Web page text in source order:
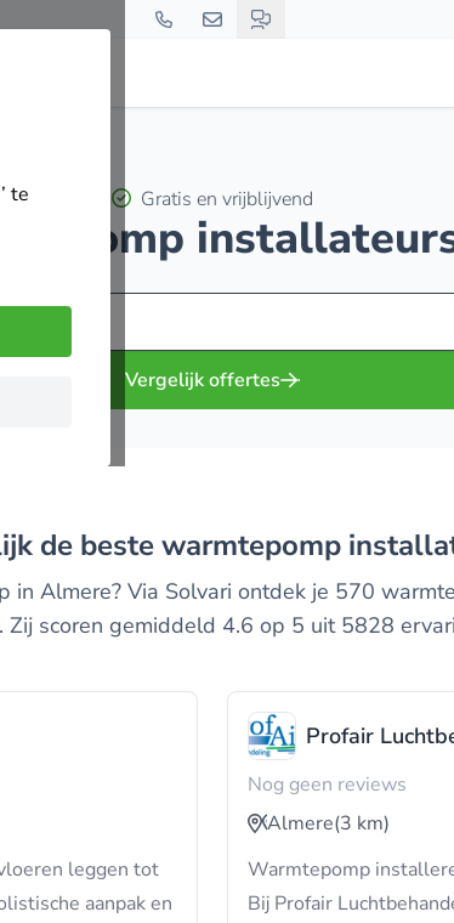
te
Gratis en vrijblijvend
Vergelijk offertes
de beste warmtepomp
in Almere? Via Solvari ontdek je 570
Zij scoren gemiddeld 4.6 op 5 uit 5828
leggen tot
aanpak en
Profair
Nog geen reviews
Almere(3 km)
Warmtepomp
Bij Profair